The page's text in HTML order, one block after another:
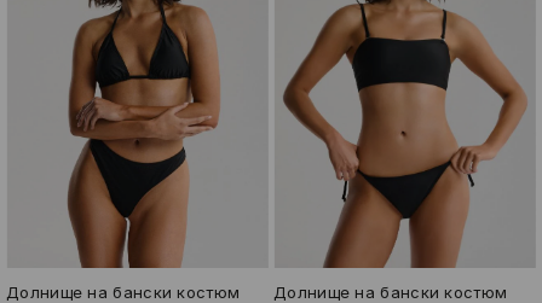
Долнище на бански костюм Долнище на бански костюм